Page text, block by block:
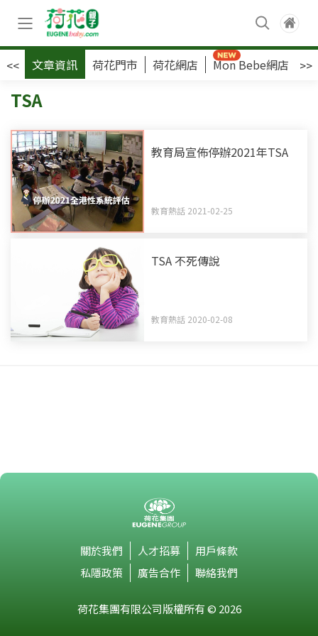
<< 文章資訊 荷花門市 荷花網店 Mon Bebe網店 >>
TSA
教育局宣佈停辦2021年TSA
教育熱話 2021-02-25
TSA 不死傳說
教育熱話 2020-02-08
關於我們 人才招募
用戶條款
私隱政策
廣告合作 聯絡我們
荷花集團有限公司版權所有 © 2026